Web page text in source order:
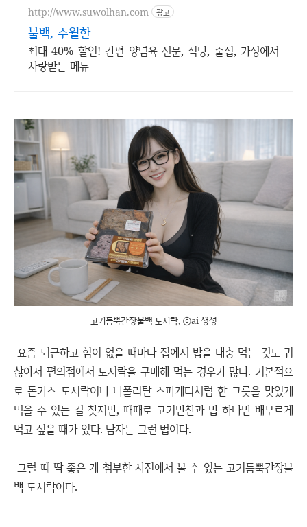
http://www.suwolhan.com 광고
불백, 수월한
최대 40% 할인! 간편 양념육 전문, 식당, 술집, 가정에서
사랑받는 메뉴
고기듬뿍간장불백 도시락, ⓒai 생성
요즘 퇴근하고 힘이 없을 때마다 집에서 밥을 대충 먹는 것도 귀
찮아서 편의점에서 도시락을 구매해 먹는 경우가 많다. 기본적으
로 돈가스 도시락이나 나폴리탄 스파게티처럼 한 그릇을 맛있게
먹을 수 있는 걸 찾지만, 때때로 고기반찬과 밥 하나만 배부르게
먹고 싶을 때가 있다. 남자는 그런 법이다.
그럴 때 딱 좋은 게 첨부한 사진에서 볼 수 있는 고기듬뿍간장불
백 도시락이다.